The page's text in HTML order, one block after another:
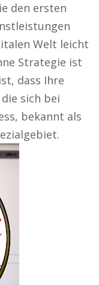
den ersten
Welt leicht
Strategie ist
dass Ihre
sich bei
bekannt als